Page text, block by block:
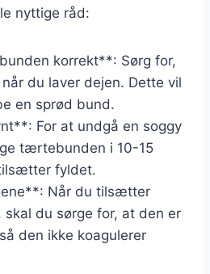
nyttige råd:
korrekt**: Sørg for,
du laver dejen. Dette vil
en sprød bund.
For at undgå en soggy
tærtebunden i 10-15
fyldet.
Når du tilsætter
du sørge for, at den er
den ikke koagulerer